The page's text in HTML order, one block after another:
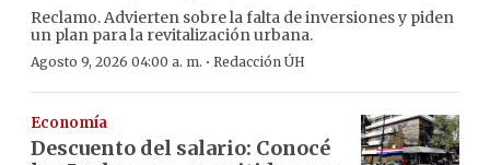
Reclamo. Advierten sobre la falta de inversiones y piden
un plan para la revitalización urbana.
Agosto 9, 2026 04:00 a. m. · Redacción ÚH
Economía
Descuento del salario: Conocé